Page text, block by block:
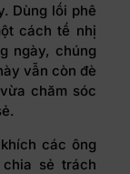
Dùng lối phê
cách tế nhị
ngày, chúng
vẫn còn đè
chăm sóc
các ông
chia sẻ trách